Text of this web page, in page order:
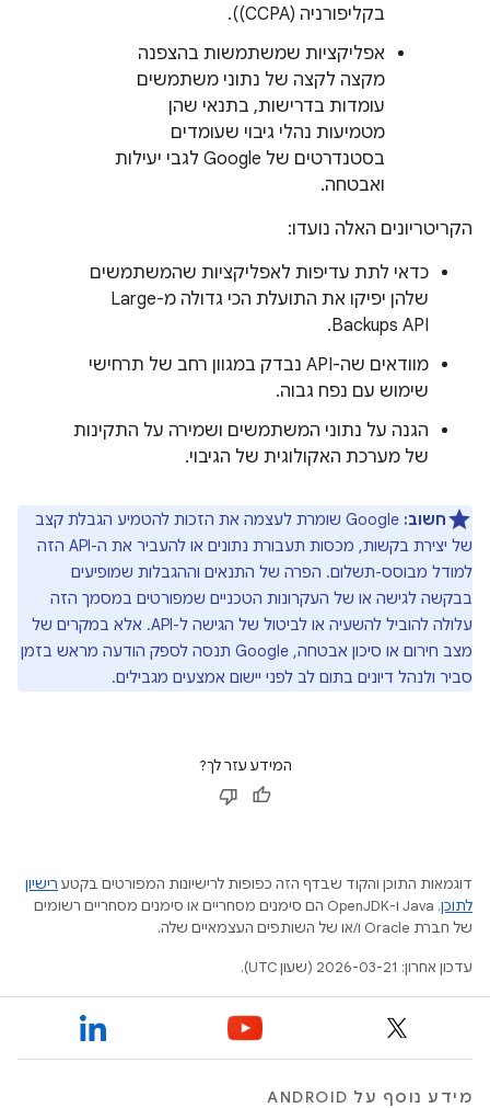
בקליפורניה (CCPA)).
אפליקציות שמשתמשות בהצפנה
מקצה לקצה של נתוני משתמשים
עומדות בדרישות, בתנאי שהן
מטמיעות נהלי גיבוי שעומדים
בסטנדרטים של Google לגבי יעילות
ואבטחה.
הקריטריונים האלה נועדו:
כדאי לתת עדיפות לאפליקציות שהמשתמשים
שלהן יפיקו את התועלת הכי גדולה מ-Large
Backups API.
מוודאים שה-API נבדק במגוון רחב של תרחישי
שימוש עם נפח גבוה.
הגנה על נתוני המשתמשים ושמירה על התקינות
של מערכת האקולוגית של הגיבוי.
חשוב:
Google שומרת לעצמה את הזכות להטמיע הגבלת קצב
של יצירת בקשות, מכסות תעבורת נתונים או להעביר את ה-API הזה
למודל מבוסס-תשלום. הפרה של התנאים וההגבלות שמופיעים
בבקשה לגישה או של העקרונות הטכניים שמפורטים במסמך הזה
עלולה להוביל להשעיה או לביטול של הגישה ל-API. אלא במקרים של
מצב חירום או סיכון אבטחה, Google תנסה לספק הודעה מראש בזמן
סביר ולנהל דיונים בתום לב לפני יישום אמצעים מגבילים.
המידע עזר לך?
דוגמאות התוכן והקוד שבדף הזה כפופות לרישיונות המפורטים בקטע רישיון
לתוכן
.‏ Java ו-OpenJDK הם סימנים מסחריים או סימנים מסחריים רשומים
של חברת Oracle ו/או של השותפים העצמאיים שלה.
עדכון אחרון: 2026-03-21 (שעון UTC).
מידע נוסף על ANDROID